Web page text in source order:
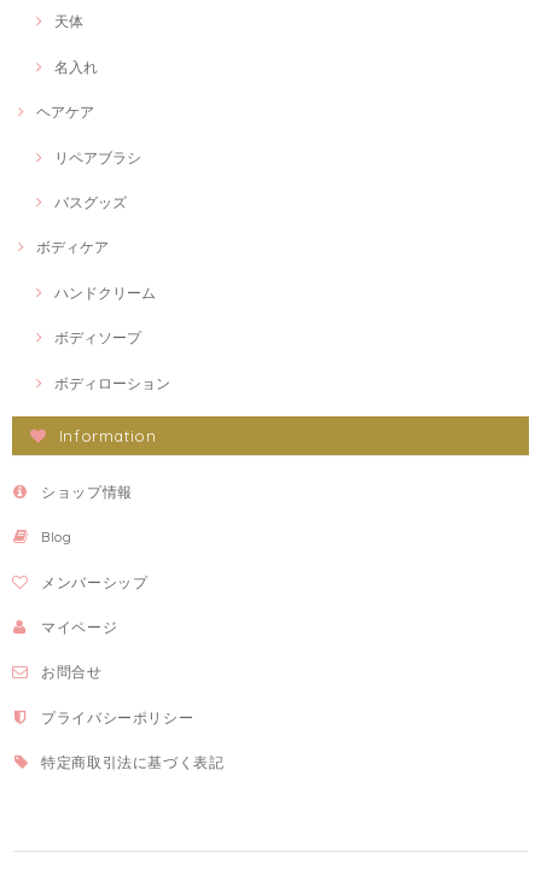
天体
名入れ
ヘアケア
リペアブラシ
バスグッズ
ボディケア
ハンドクリーム
ボディソープ
ボディローション
Information
ショップ情報
Blog
メンバーシップ
マイページ
お問合せ
プライバシーポリシー
特定商取引法に基づく表記